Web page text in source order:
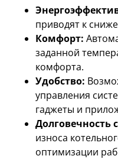
приводят к
Комфорт:
заданной
комфорта.
Удобство:
управления
гаджеты и
Долговечность
износа
оптимизации